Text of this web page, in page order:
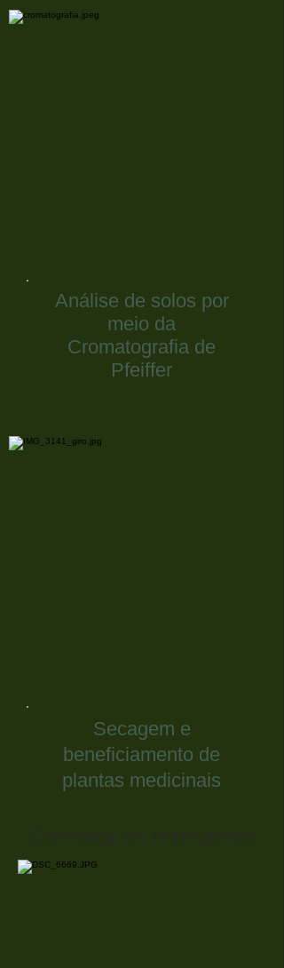
Análise de solos por
meio da
Cromatografia de
Pfeiffer
Secagem e
beneficiamento de
plantas medicinais
Conheça os instrutores